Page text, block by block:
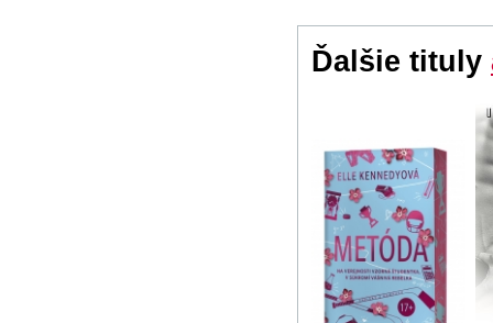
Ďalšie tituly